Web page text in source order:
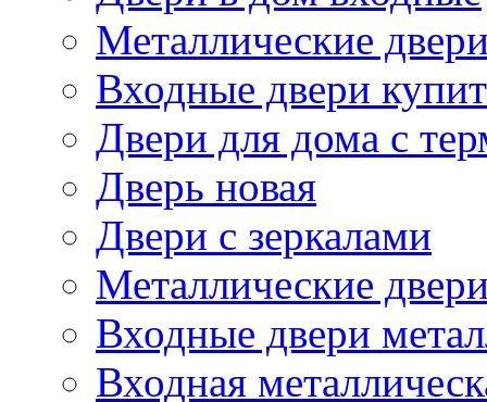
Металлические
Входные двери
Двери для дома с
Дверь новая
Двери с зеркалами
Металлические
Входные двери
Входная